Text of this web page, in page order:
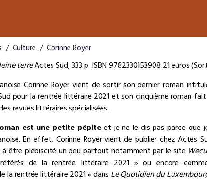
Culture
Corinne Royer
terreActes Sud, 333 p. ISBN 9782330153908 21 euros
Corinne Royer vient de sortir son dernier roman
pour la rentrée littéraire 2021 et son cinquième roman
revues littéraires spécialisées.
est une petite pépiteet je ne le dis pas parce que
En effet, Corinne Royer vient de publier chez Actes
à être plébiscité un peu partout notamment par le site
de la rentrée littéraire 2021 » ou encore
la rentrée littéraire 2021 » dans Le Quotidien du